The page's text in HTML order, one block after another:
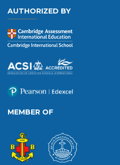
AUTHORIZED BY
MEMBER OF